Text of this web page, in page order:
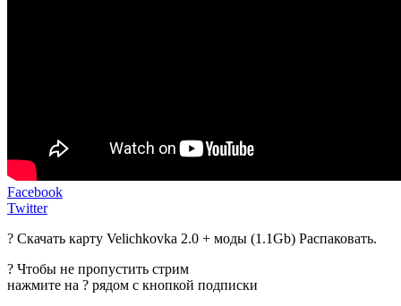
Facebook
Twitter
? Скачать карту Velichkovka 2.0 + моды (1.1Gb) Распаковать.
? Чтобы не пропустить стрим
нажмите на ? рядом с кнопкой подписки